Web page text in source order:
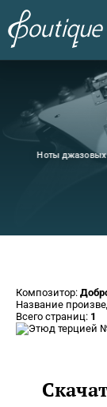
Ноты джазовых
Композитор:
Название
Всего страниц: 1